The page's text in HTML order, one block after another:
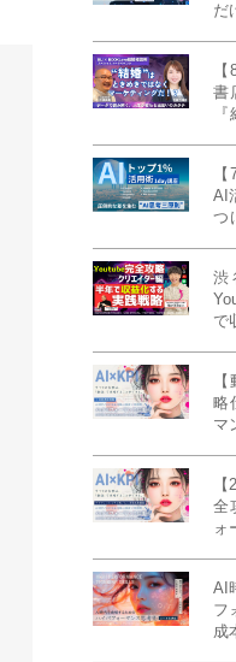
だ
書
所
AI
つ
渋
で
略
マ
全
ォ
AI
フ
成